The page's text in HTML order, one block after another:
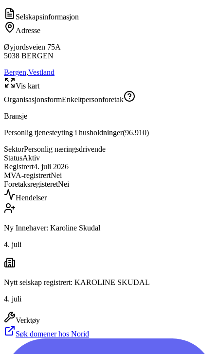
Selskapsinformasjon
Adresse
Øyjordsveien 75A
5038 BERGEN
Bergen,Vestland
Vis kart
OrganisasjonsformEnkeltpersonforetak
Bransje
Personlig tjenesteyting i husholdninger(96.910)
SektorPersonlig næringsdrivende
StatusAktiv
Registrert4. juli 2026
MVA-registrertNei
ForetaksregisteretNei
Hendelser
Ny Innehaver: Karoline Skudal
4. juli
Nytt selskap registrert: KAROLINE SKUDAL
4. juli
Verktøy
Søk domener hos Norid